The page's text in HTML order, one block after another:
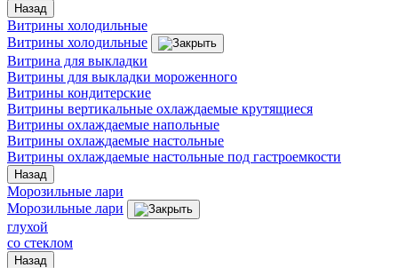
Назад
Витрины холодильные
Витрины холодильные
Витрина для выкладки
Витрины для выкладки мороженного
Витрины кондитерские
Витрины вертикальные охлаждаемые крутящиеся
Витрины охлаждаемые напольные
Витрины охлаждаемые настольные
Витрины охлаждаемые настольные под гастроемкости
Назад
Морозильные лари
Морозильные лари
глухой
со стеклом
Назад